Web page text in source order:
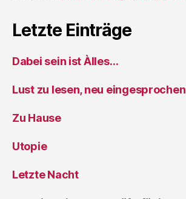
Letzte Einträge
Dabei sein ist Àlles…
Lust zu lesen, neu eingesprochen
Zu Hause
Utopie
Letzte Nacht